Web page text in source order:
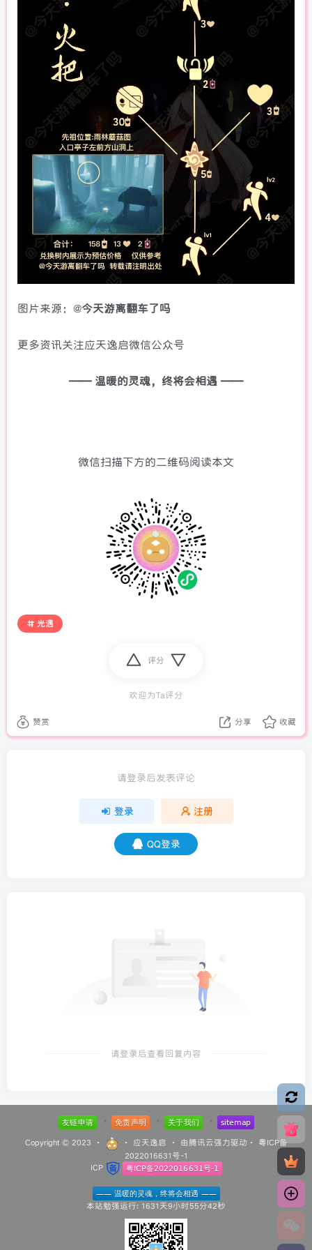
图片来源：@今天游离翻车了吗
更多资讯关注应天逸启微信公众号
—— 温暖的灵魂，终将会相遇 ——
微信扫描下方的二维码阅读本文
光遇
评分
欢迎为Ta评分
赞赏 分享 收藏
请登录后发表评论
登录 注册
QQ登录
请登录后查看回复内容
Copyright © 2023 · · 应天逸启 · 由 腾讯云强力驱动· 粤ICP备
2022016631号-1
ICP
本站勉强运行: 1631天9小时55分43秒